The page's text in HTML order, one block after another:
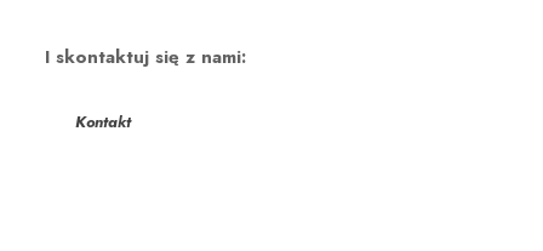
I skontaktuj się z nami:
Kontakt